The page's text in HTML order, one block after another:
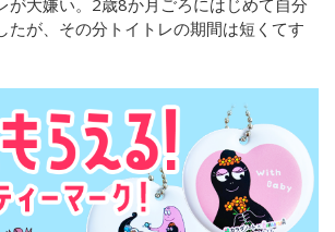
たが、その分トイトレの期間は短くてす